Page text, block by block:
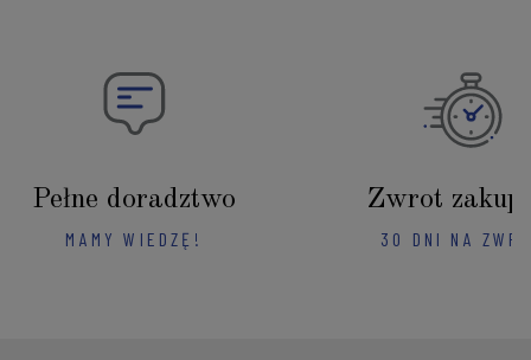
Pełne doradztwo
MAMY WIEDZĘ!
Zwrot
30 DNI NA